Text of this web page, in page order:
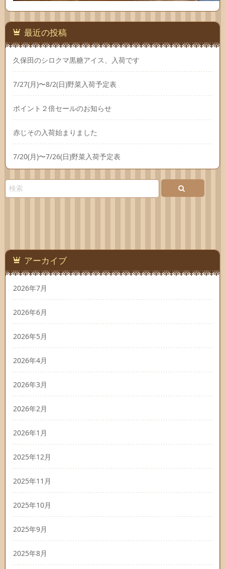
最近の投稿
久保田のシロクマ黒糖アイス、入荷です
7/27(月)〜8/2(日)野菜入荷予定表
ポイント２倍セールのお知らせ
赤じその入荷始まりました
7/20(月)〜7/26(日)野菜入荷予定表
アーカイブ
2026年7月
2026年6月
2026年5月
2026年4月
2026年3月
2026年2月
2026年1月
2025年12月
2025年11月
2025年10月
2025年9月
2025年8月